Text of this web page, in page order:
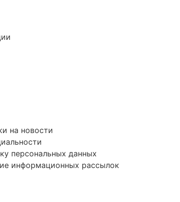
на новости
персональных данных
информационных рассылок